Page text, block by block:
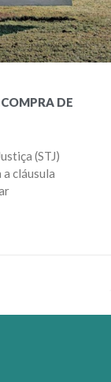
DE
(STJ)
cláusula